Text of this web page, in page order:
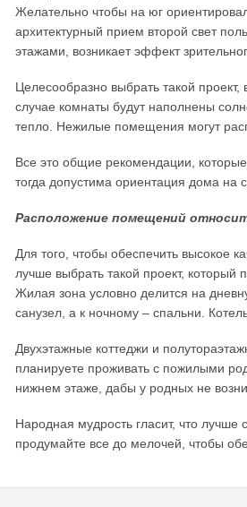
Желательно чтобы на юг
архитектурный прием второй свет
этажами, возникает эффект
Целесообразно выбрать такой
случае комнаты будут наполнены
тепло. Нежилые помещения могут
Все это общие рекомендации,
тогда допустима ориентация дома на
Расположение помещений
Для того, чтобы обеспечить высокое
лучше выбрать такой проект,
Жилая зона условно делится на
санузел, а к ночному – спальни.
Двухэтажные коттеджи и
планируете проживать с пожилыми
нижнем этаже, дабы у родных не
Народная мудрость гласит, что лучше
продумайте все до мелочей, чтобы